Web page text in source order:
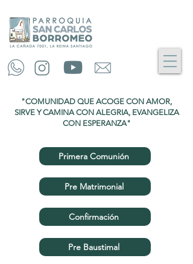
"COMUNIDAD QUE ACOGE CON AMOR,
SIRVE Y CAMINA CON ALEGRIA, EVANGELIZA
CON ESPERANZA"
Primera Comunión
Pre Matrimonial
Confirmación
Pre Baustimal